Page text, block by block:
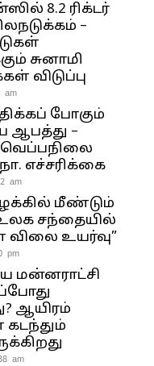
8.2 ரிக்டர்
–
சுனாமி
விடுப்பு
am
போகும்
ஆபத்து –
வெப்பநிலை
எச்சரிக்கை
am
மீண்டும்
சந்தையில்
விலை உயர்வு”
pm
மன்னராட்சி
ஆயிரம்
am